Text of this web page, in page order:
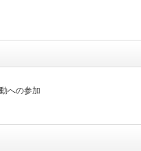
への参加